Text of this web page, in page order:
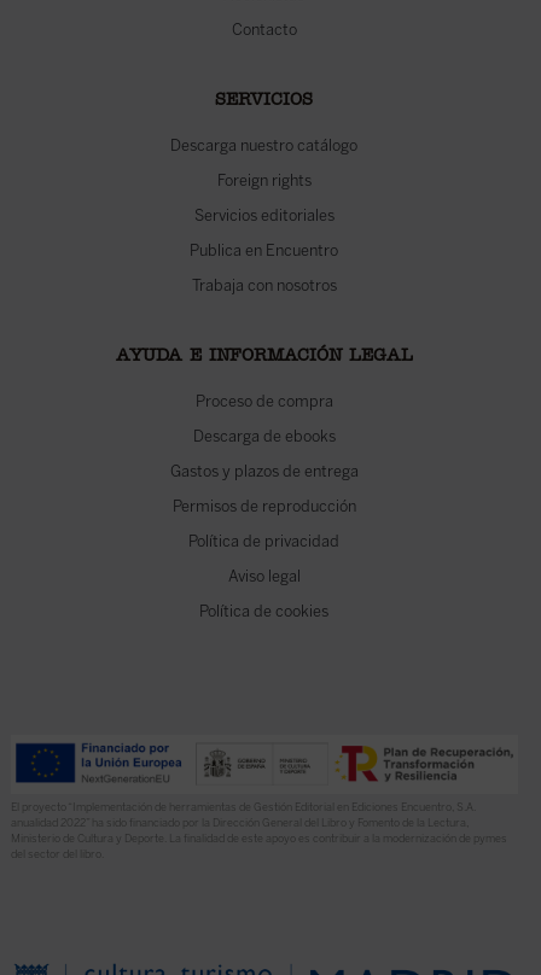
Contacto
SERVICIOS
Descarga nuestro catálogo
Foreign rights
Servicios editoriales
Publica en Encuentro
Trabaja con nosotros
AYUDA E INFORMACIÓN LEGAL
Proceso de compra
Descarga de ebooks
Gastos y plazos de entrega
Permisos de reproducción
Política de privacidad
Aviso legal
Política de cookies
El proyecto “Implementación de herramientas de Gestión Editorial en Ediciones Encuentro, S.A.
anualidad 2022” ha sido financiado por la Dirección General del Libro y Fomento de la Lectura,
Ministerio de Cultura y Deporte. La finalidad de este apoyo es contribuir a la modernización de pymes
del sector del libro.